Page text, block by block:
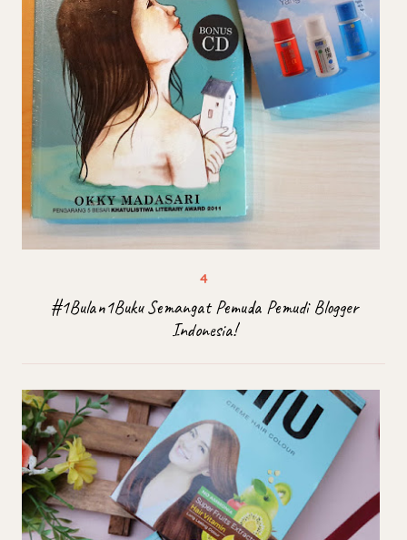
#1Bulan1Buku Semangat Pemuda Pemudi Blogger
Indonesia!